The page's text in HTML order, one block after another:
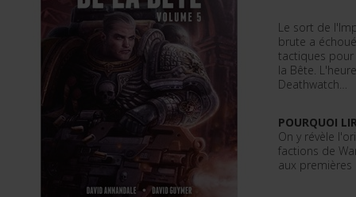
Le sort de
brute a
tactiques pour
la Bête.
Deathwatch…
POURQUOI
On y révèle
factions de
aux